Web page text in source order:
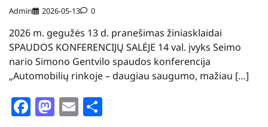
Admin 2026-05-13 0
2026 m. gegužės 13 d. pranešimas žiniasklaidai
SPAUDOS KONFERENCIJŲ SALĖJE 14 val. įvyks Seimo
nario Simono Gentvilo spaudos konferencija
„Automobilių rinkoje – daugiau saugumo, mažiau […]
Facebook
Mastodon
Email